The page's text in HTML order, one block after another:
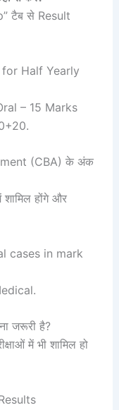
टैब से Result
Half Yearly
– 15 Marks
(CBA) के अंक
होंगे और
cases in mark
जरूरी है?
में भी शामिल हो